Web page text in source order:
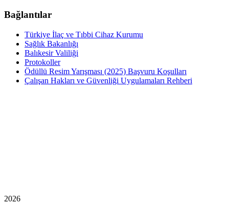
Bağlantılar
Türkiye İlaç ve Tıbbi Cihaz Kurumu
Sağlık Bakanlığı
Balıkesir Valiliği
Protokoller
Ödüllü Resim Yarışması (2025) Başvuru Koşulları
Çalışan Hakları ve Güvenliği Uygulamaları Rehberi
2026